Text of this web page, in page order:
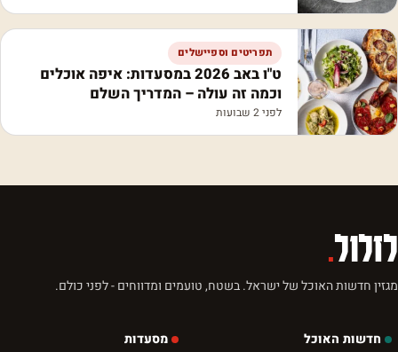
תפריטים וספיישלים
ט"ו באב 2026 במסעדות: איפה אוכלים
וכמה זה עולה – המדריך השלם
לפני 2 שבועות
לזלול.
מגזין חדשות האוכל של ישראל. בשטח, טועמים ומדווחים - לפני כולם.
חדשות האוכל
מסעדות